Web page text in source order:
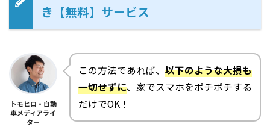
き【無料】サービス
トモヒロ・自動
車メディアライ
ター
この方法であれば、 以下のような大損も
一切せずに、家でスマホをポチポチする
だけでOK！